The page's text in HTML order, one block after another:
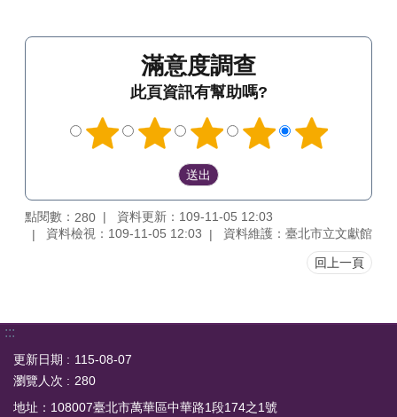
滿意度調查
此頁資訊有幫助嗎?
點閱數： 280
資料更新：109-11-05 12:03
資料檢視：109-11-05 12:03
資料維護：臺北市立文獻館
回上一頁
:::
更新日期
115-08-07
瀏覽人次
280
地址：108007臺北市萬華區中華路1段174之1號